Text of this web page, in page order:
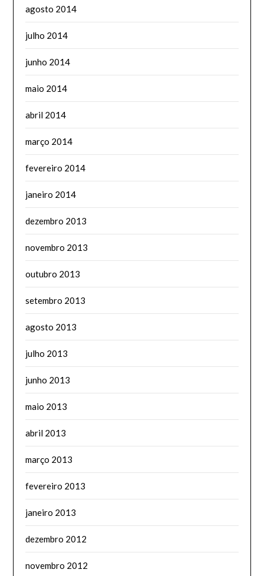
agosto 2014
julho 2014
junho 2014
maio 2014
abril 2014
março 2014
fevereiro 2014
janeiro 2014
dezembro 2013
novembro 2013
outubro 2013
setembro 2013
agosto 2013
julho 2013
junho 2013
maio 2013
abril 2013
março 2013
fevereiro 2013
janeiro 2013
dezembro 2012
novembro 2012